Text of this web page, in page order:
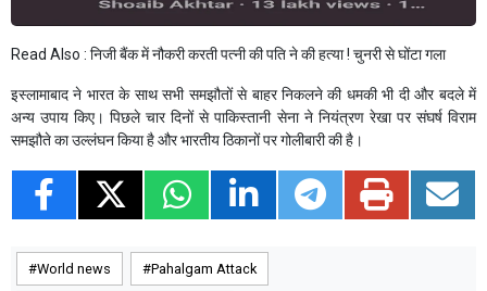
Read Also : निजी बैंक में नौकरी करती पत्नी की पति ने की हत्या ! चुनरी से घोंटा गला
इस्लामाबाद ने भारत के साथ सभी समझौतों से बाहर निकलने की धमकी भी दी और बदले में
अन्य उपाय किए। पिछले चार दिनों से पाकिस्तानी सेना ने नियंत्रण रेखा पर संघर्ष विराम
समझौते का उल्लंघन किया है और भारतीय ठिकानों पर गोलीबारी की है।
World news Pahalgam Attack